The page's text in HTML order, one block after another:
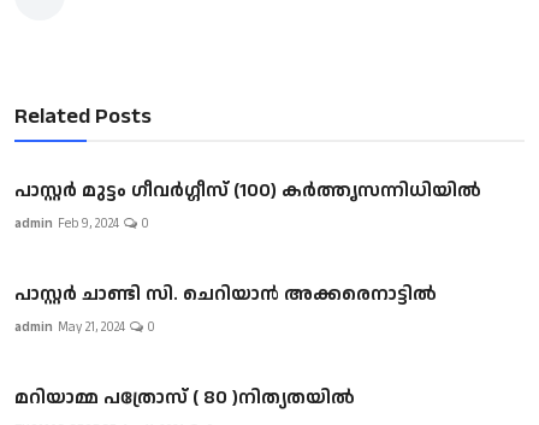
Related Posts
പാസ്റ്റർ മുട്ടം ഗീവർഗ്ഗീസ് (100) കർത്തൃസന്നിധിയിൽ
admin Feb 9, 2024 0
പാസ്റ്റർ ചാണ്ടി സി. ചെറിയാൻ അക്കരെനാട്ടിൽ
admin May 21, 2024 0
മറിയാമ്മ പത്രോസ് ( 80 )നിത്യതയിൽ